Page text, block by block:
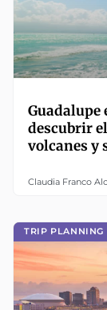
Guadalupe
descubrir
volcanes y
Claudia Franco
TRIP PLANNING